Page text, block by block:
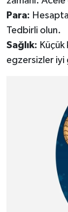
Para:
Tedbirli olun.
Sağlık:
egzersizler iyi